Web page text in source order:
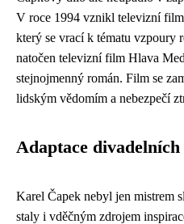
V roce 1994 vznikl televizní
který se vrací k tématu vzpoury
natočen televizní film Hlava
stejnojmenný román. Film se
lidským vědomím a nebezpečí
Adaptace
Karel Čapek nebyl jen mistrem
staly i vděčným zdrojem